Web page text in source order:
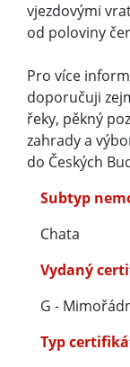
vjezdovými
od poloviny
Pro více
doporučuji
řeky, pěkný
zahrady a
do Českých
Subtyp
Chata
Vydaný
G -
Typ